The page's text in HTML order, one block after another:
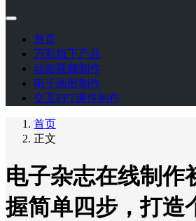
首页
万彩旗下产品
动画视频制作
电子画册制作
交互PPT课件制作
首页
正文
电子杂志在线制作
握简单四步，打造